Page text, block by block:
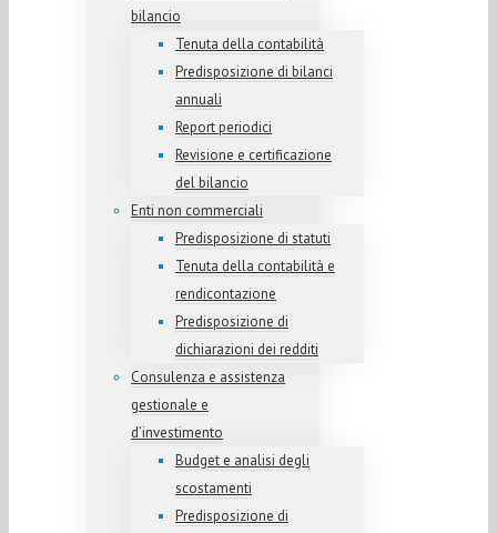
bilancio
Tenuta della contabilità
Predisposizione di bilanci
annuali
Report periodici
Revisione e certificazione
del bilancio
Enti non commerciali
Predisposizione di statuti
Tenuta della contabilità e
rendicontazione
Predisposizione di
dichiarazioni dei redditi
Consulenza e assistenza
gestionale e
d’investimento
Budget e analisi degli
scostamenti
Predisposizione di